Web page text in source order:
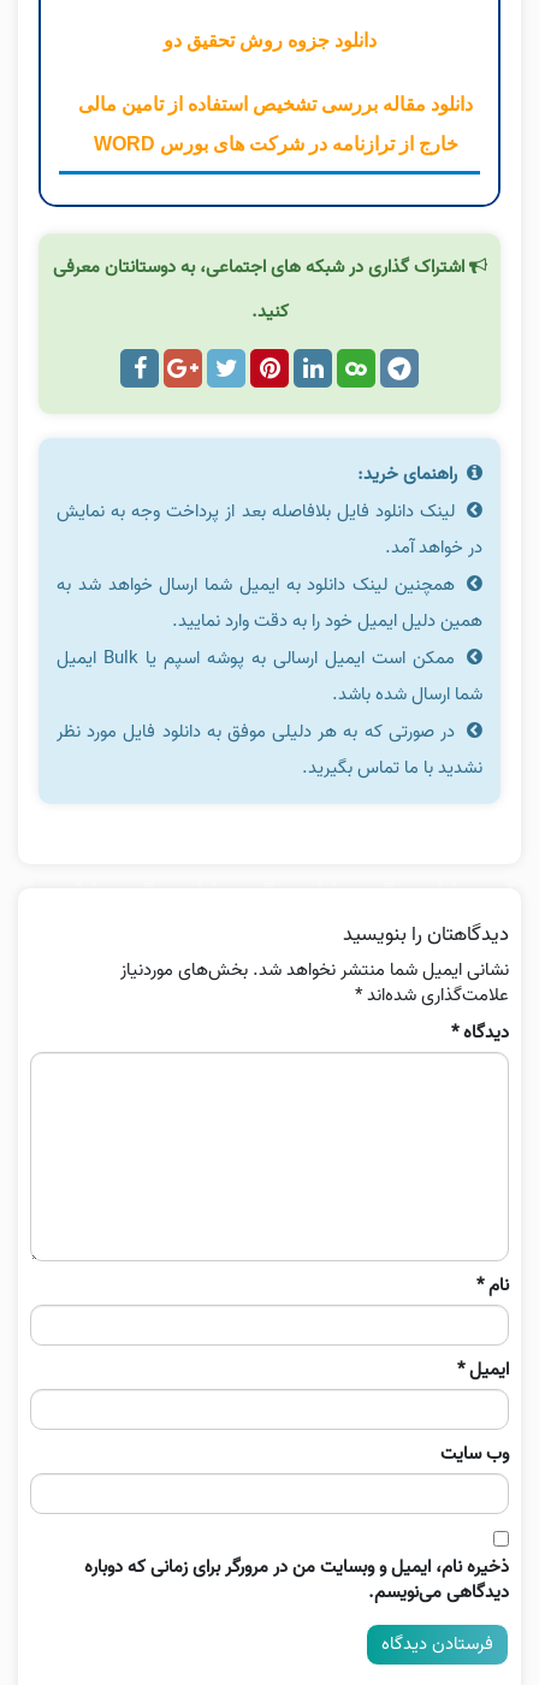
دانلود جزوه روش تحقیق دو
دانلود مقاله بررسی تشخیص استفاده از تامین مالی
خارج از ترازنامه در شرکت های بورس WORD
اشتراک گذاری در شبکه های اجتماعی، به دوستانتان معرفی
کنید.
راهنمای خرید:
لینک دانلود فایل بلافاصله بعد از پرداخت وجه به نمایش
در خواهد آمد.
همچنین لینک دانلود به ایمیل شما ارسال خواهد شد به
همین دلیل ایمیل خود را به دقت وارد نمایید.
ممکن است ایمیل ارسالی به پوشه اسپم یا Bulk ایمیل
شما ارسال شده باشد.
در صورتی که به هر دلیلی موفق به دانلود فایل مورد نظر
نشدید با ما تماس بگیرید.
دیدگاهتان را بنویسید
نشانی ایمیل شما منتشر نخواهد شد. بخش‌های موردنیاز
علامت‌گذاری شده‌اند*
دیدگاه*
نام*
ایمیل*
وب‌ سایت
ذخیره نام، ایمیل و وبسایت من در مرورگر برای زمانی که دوباره
دیدگاهی می‌نویسم.